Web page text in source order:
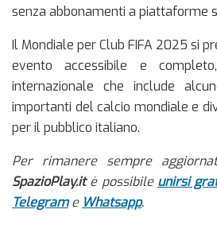
senza abbonamenti a piattaforme
Il Mondiale per Club FIFA 2025 si
evento accessibile e
internazionale che include
importanti del calcio mondiale e
per il pubblico italiano.
Per rimanere sempre
SpazioPlay.itè possibile unirsi
Telegrame Whatsapp.